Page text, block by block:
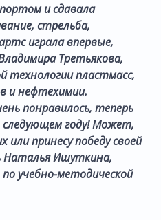
и сдавала
стрельба,
играла впервые,
Третьякова,
технологии пластмасс,
и нефтехимии.
понравилось, теперь
следующем году! Может,
или принесу победу своей
Наталья Ишуткина,
учебно-методической